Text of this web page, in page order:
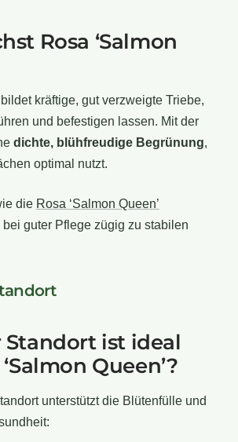
Rosa ‘Salmon
kräftige, gut verzweigte Triebe,
und befestigen lassen. Mit der
dichte, blühfreudige Begrünung,
optimal nutzt.
die Rosa ‘Salmon Queen’
guter Pflege zügig zu stabilen
Standort ist ideal
Queen’?
unterstützt die Blütenfülle und